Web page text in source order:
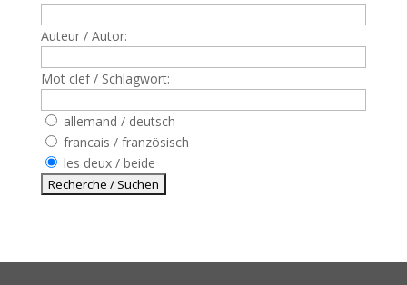
Auteur / Autor:
Mot clef / Schlagwort:
allemand / deutsch
francais / französisch
les deux / beide